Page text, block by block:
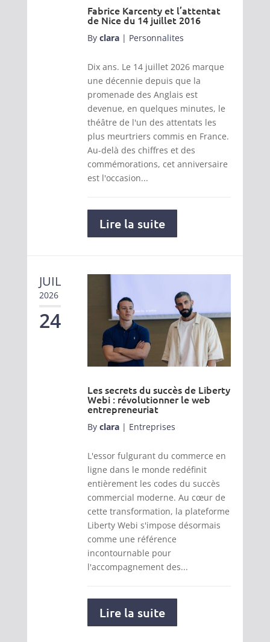
Fabrice Karcenty et l’attentat
de Nice du 14 juillet 2016
By clara| Personnalites
Dix ans. Le 14 juillet 2026 marque
une décennie depuis que la
promenade des Anglais est
devenue, en quelques minutes, le
théâtre de l'un des attentats les
plus meurtriers commis en France.
Au-delà des chiffres et des
commémorations, cet anniversaire
est l'occasion...
Lire la suite
JUIL
2026
24
Les secrets du succès de Liberty
Webi : révolutionner le web
entrepreneuriat
By clara| Entreprises
L'essor fulgurant du commerce en
ligne dans le monde redéfinit
entièrement les codes du succès
commercial moderne. Au cœur de
cette transformation, la plateforme
Liberty Webi s'impose désormais
comme une référence
incontournable pour
l'accompagnement des...
Lire la suite